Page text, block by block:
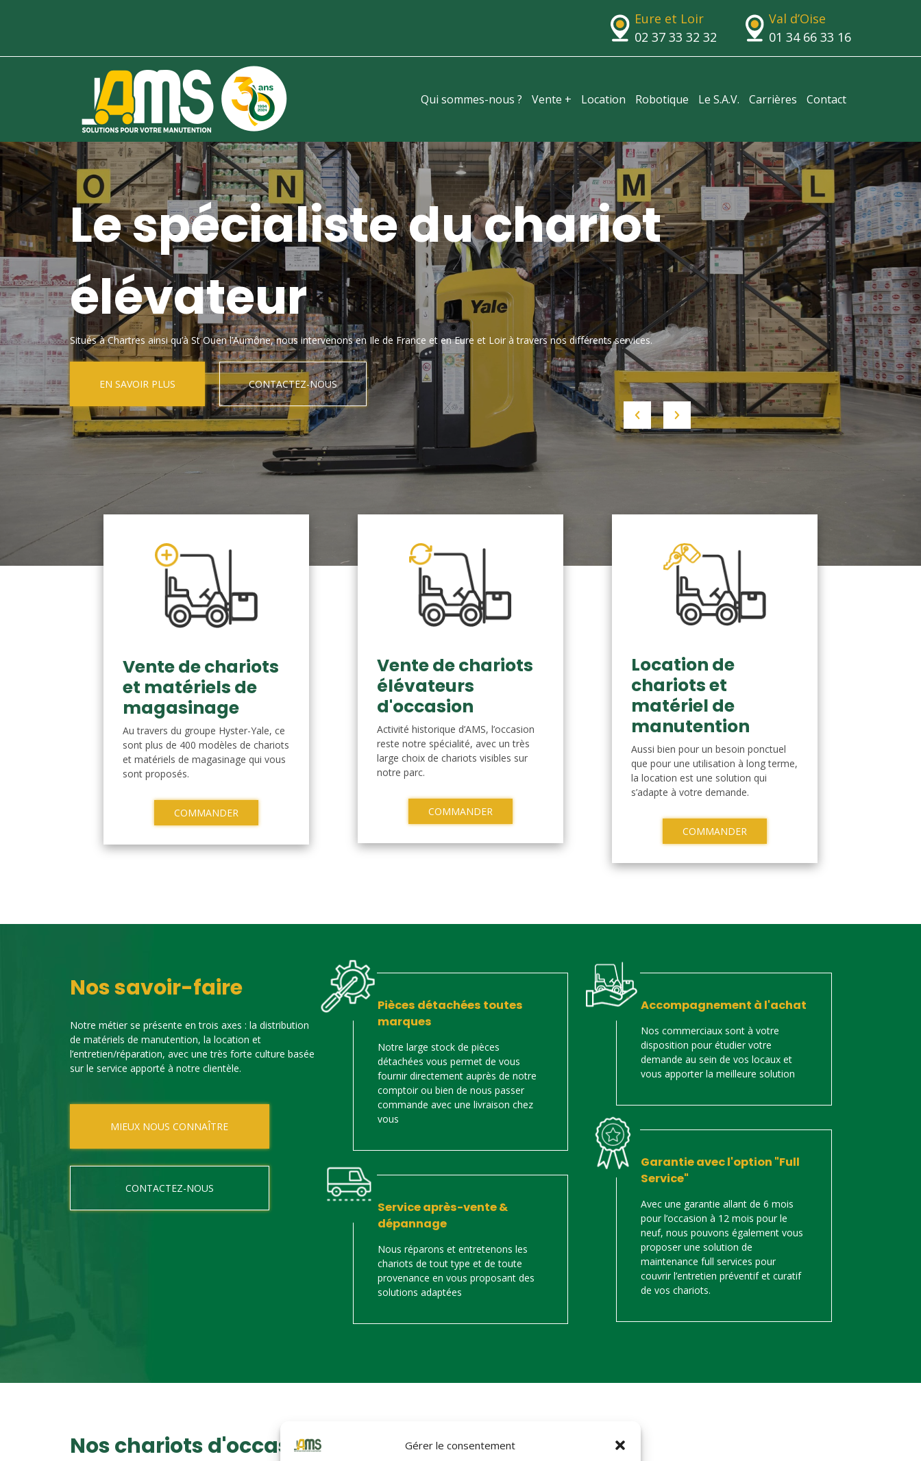
Gérer le consentement
Eure et Loir
02 37 33 32 32
Val d’Oise
01 34 66 33 16
Qui sommes-nous ? Vente + Location Robotique Le S.A.V. Carrières Contact
Le spécialiste du chariot
élévateur
Situés à Chartres ainsi qu’à St Ouen l’Aumône, nous intervenons en Ile de France et en Eure et Loir à travers nos différents services.
EN SAVOIR PLUS CONTACTEZ-NOUS
Vente de chariots
et matériels de
magasinage
Au travers du groupe Hyster-Yale, ce
sont plus de 400 modèles de chariots
et matériels de magasinage qui vous
sont proposés.
COMMANDER
Vente de chariots
élévateurs
d'occasion
Activité historique d’AMS, l’occasion
reste notre spécialité, avec un très
large choix de chariots visibles sur
notre parc.
COMMANDER
Location de
chariots et
matériel de
manutention
Aussi bien pour un besoin ponctuel
que pour une utilisation à long terme,
la location est une solution qui
s’adapte à votre demande.
COMMANDER
Nos savoir-faire
Notre métier se présente en trois axes : la distribution
de matériels de manutention, la location et
l’entretien/réparation, avec une très forte culture basée
sur le service apporté à notre clientèle.
MIEUX NOUS CONNAÎTRE
CONTACTEZ-NOUS
Pièces détachées toutes
marques
Notre large stock de pièces
détachées vous permet de vous
fournir directement auprès de notre
comptoir ou bien de nous passer
commande avec une livraison chez
vous
Service après-vente &
dépannage
Nous réparons et entretenons les
chariots de tout type et de toute
provenance en vous proposant des
solutions adaptées
Accompagnement à l'achat
Nos commerciaux sont à votre
disposition pour étudier votre
demande au sein de vos locaux et
vous apporter la meilleure solution
Garantie avec l'option "Full
Service"
Avec une garantie allant de 6 mois
pour l’occasion à 12 mois pour le
neuf, nous pouvons également vous
proposer une solution de
maintenance full services pour
couvrir l’entretien préventif et curatif
de vos chariots.
Nos chariots d'occasion